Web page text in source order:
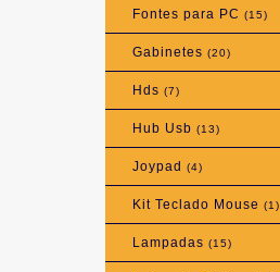
Fontes para PC (15)
Gabinetes (20)
Hds (7)
Hub Usb (13)
Joypad (4)
Kit Teclado Mouse (1)
Lampadas (15)